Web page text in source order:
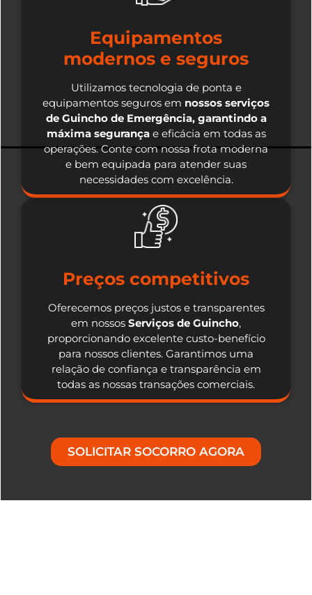
Equipamentos
modernos e seguros
Utilizamos tecnologia de ponta e
equipamentos seguros em nossos serviços
de Guincho de Emergência, garantindo a
máxima segurançae eficácia em todas as
operações. Conte com nossa frota moderna
e bem equipada para atender suas
necessidades com excelência.
Preços competitivos
Oferecemos preços justos e transparentes
em nossos Serviços de Guincho,
proporcionando excelente custo-benefício
para nossos clientes. Garantimos uma
relação de confiança e transparência em
todas as nossas transações comerciais.
SOLICITAR SOCORRO AGORA